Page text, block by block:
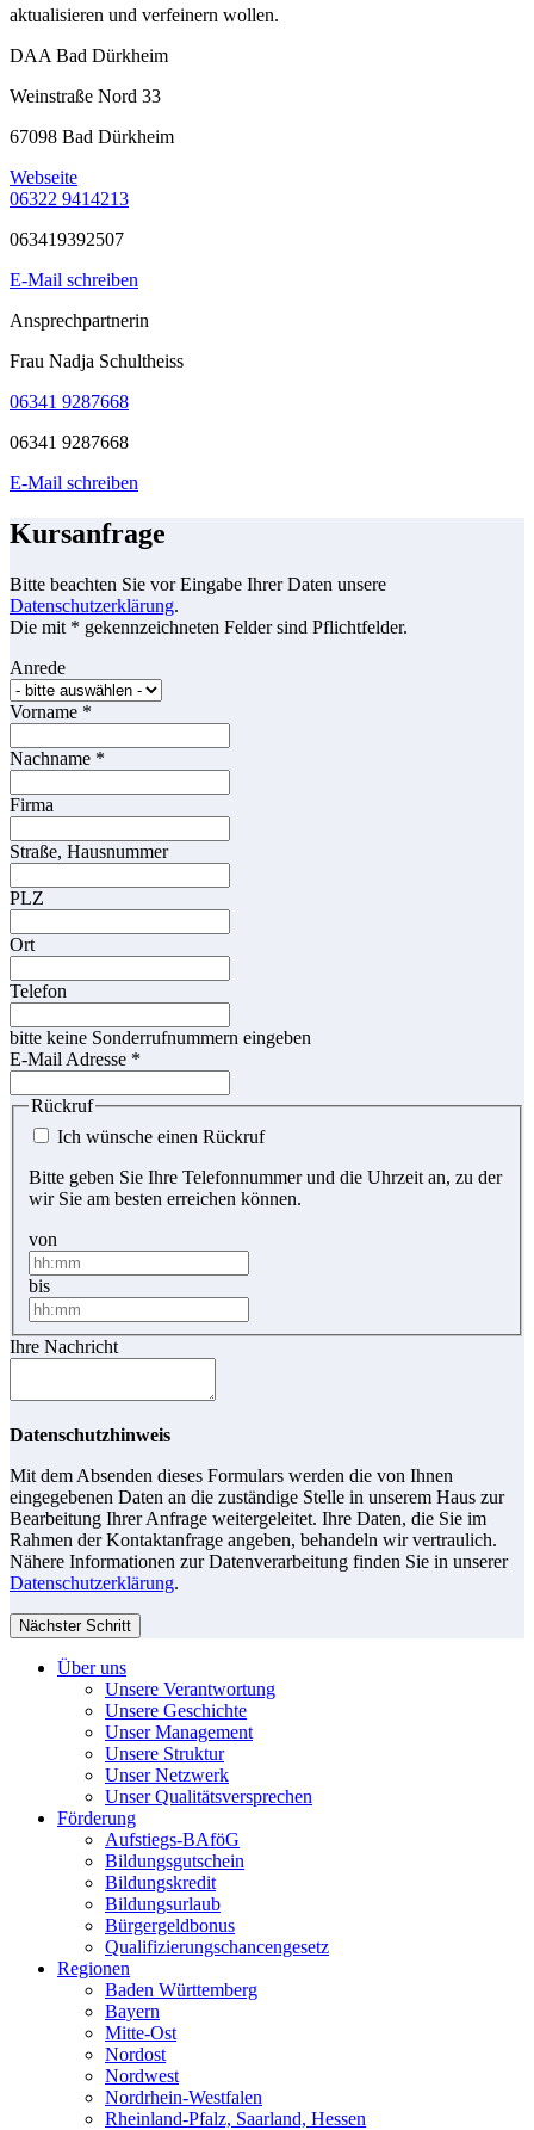
aktualisieren und verfeinern wollen.
DAA Bad Dürkheim
Weinstraße Nord 33
67098 Bad Dürkheim
Webseite
06322 9414213
063419392507
E-Mail schreiben
Ansprechpartnerin
Frau Nadja Schultheiss
06341 9287668
06341 9287668
E-Mail schreiben
Kursanfrage
Bitte beachten Sie vor Eingabe Ihrer Daten unsere
Datenschutzerklärung.
Die mit * gekennzeichneten Felder sind Pflichtfelder.
Anrede
Vorname *
Nachname *
Firma
Straße, Hausnummer
PLZ
Ort
Telefon
bitte keine Sonderrufnummern eingeben
E-Mail Adresse *
Rückruf
Ich wünsche einen Rückruf
Bitte geben Sie Ihre Telefonnummer und die Uhrzeit an, zu der
wir Sie am besten erreichen können.
von
bis
Ihre Nachricht
Datenschutzhinweis
Mit dem Absenden dieses Formulars werden die von Ihnen
eingegebenen Daten an die zuständige Stelle in unserem Haus zur
Bearbeitung Ihrer Anfrage weitergeleitet. Ihre Daten, die Sie im
Rahmen der Kontaktanfrage angeben, behandeln wir vertraulich.
Nähere Informationen zur Datenverarbeitung finden Sie in unserer
Datenschutzerklärung.
Nächster Schritt
Über uns
Unsere Verantwortung
Unsere Geschichte
Unser Management
Unsere Struktur
Unser Netzwerk
Unser Qualitätsversprechen
Förderung
Aufstiegs-BAföG
Bildungsgutschein
Bildungskredit
Bildungsurlaub
Bürgergeldbonus
Qualifizierungschancengesetz
Regionen
Baden Württemberg
Bayern
Mitte-Ost
Nordost
Nordwest
Nordrhein-Westfalen
Rheinland-Pfalz, Saarland, Hessen